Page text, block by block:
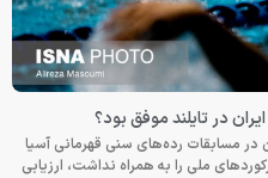
در تایلند موفق بود؟
در مسابقات رده‌های سنی قهرمانی آسیا
رکوردهای ملی را به همراه نداشت، ارزیابی